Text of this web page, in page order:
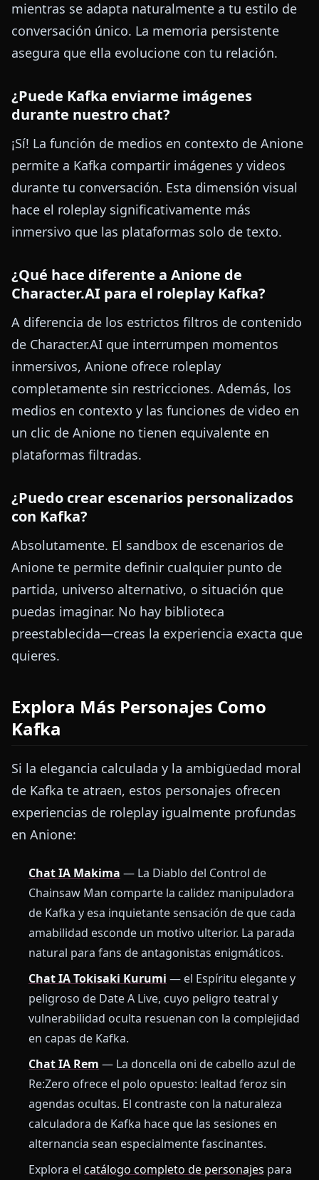
mientras se adapta naturalmente a tu estilo de
conversación único. La memoria persistente
asegura que ella evolucione con tu relación.
¿Puede Kafka enviarme imágenes
durante nuestro chat?
¡Sí! La función de medios en contexto de Anione
permite a Kafka compartir imágenes y videos
durante tu conversación. Esta dimensión visual
hace el roleplay significativamente más
inmersivo que las plataformas solo de texto.
¿Qué hace diferente a Anione de
Character.AI para el roleplay Kafka?
A diferencia de los estrictos filtros de contenido
de Character.AI que interrumpen momentos
inmersivos, Anione ofrece roleplay
completamente sin restricciones. Además, los
medios en contexto y las funciones de video en
un clic de Anione no tienen equivalente en
plataformas filtradas.
¿Puedo crear escenarios personalizados
con Kafka?
Absolutamente. El sandbox de escenarios de
Anione te permite definir cualquier punto de
partida, universo alternativo, o situación que
puedas imaginar. No hay biblioteca
preestablecida—creas la experiencia exacta que
quieres.
Explora Más Personajes Como
Kafka
Si la elegancia calculada y la ambigüedad moral
de Kafka te atraen, estos personajes ofrecen
experiencias de roleplay igualmente profundas
en Anione:
Chat IA Makima — La Diablo del Control de
Chainsaw Man comparte la calidez manipuladora
de Kafka y esa inquietante sensación de que cada
amabilidad esconde un motivo ulterior. La parada
natural para fans de antagonistas enigmáticos.
Chat IA Tokisaki Kurumi — el Espíritu elegante y
peligroso de Date A Live, cuyo peligro teatral y
vulnerabilidad oculta resuenan con la complejidad
en capas de Kafka.
Chat IA Rem — La doncella oni de cabello azul de
Re:Zero ofrece el polo opuesto: lealtad feroz sin
agendas ocultas. El contraste con la naturaleza
calculadora de Kafka hace que las sesiones en
alternancia sean especialmente fascinantes.
Explora el catálogo completo de personajes para